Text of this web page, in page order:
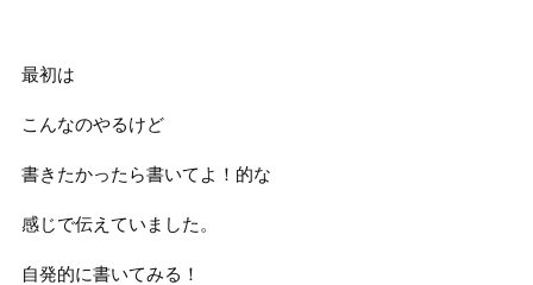
最初は
こんなのやるけど
書きたかったら書いてよ！的な
感じで伝えていました。
自発的に書いてみる！